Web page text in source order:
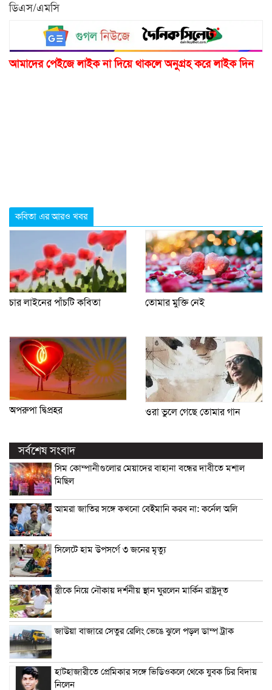
ডিএস/এমসি
আমাদের পেইজে লাইক না দিয়ে থাকলে অনুগ্রহ করে লাইক দিন
কবিতা এর আরও খবর
চার লাইনের পাঁচটি কবিতা তোমার মুক্তি নেই
অপরুপা দ্বিপ্রহর ওরা ভুলে গেছে তোমার গান
সর্বশেষ সংবাদ
সিম কোম্পানীগুলোর মেয়াদের বাহানা বন্ধের দাবীতে মশাল
মিছিল
আমরা জাতির সঙ্গে কখনো বেইমানি করব না: কর্নেল অলি
সিলেটে হাম উপসর্গে ৩ জনের মৃত্যু
স্ত্রীকে নিয়ে নৌকায় দর্শনীয় স্থান ঘুরলেন মার্কিন রাষ্ট্রদূত
জাউয়া বাজারে সেতুর রেলিং ভেঙে ঝুলে পড়ল ডাম্প ট্রাক
হাটহাজারীতে প্রেমিকার সঙ্গে ভিডিওকলে থেকে যুবক চির বিদায়
নিলেন